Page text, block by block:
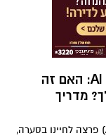
בביקוש לדירות
אשר נבנים סמוך
ונתיבי
קידום אתרים עם AI: האם זה
מדריך
הבינה המלאכותית (AI) פרצה לחיינו בסערה,